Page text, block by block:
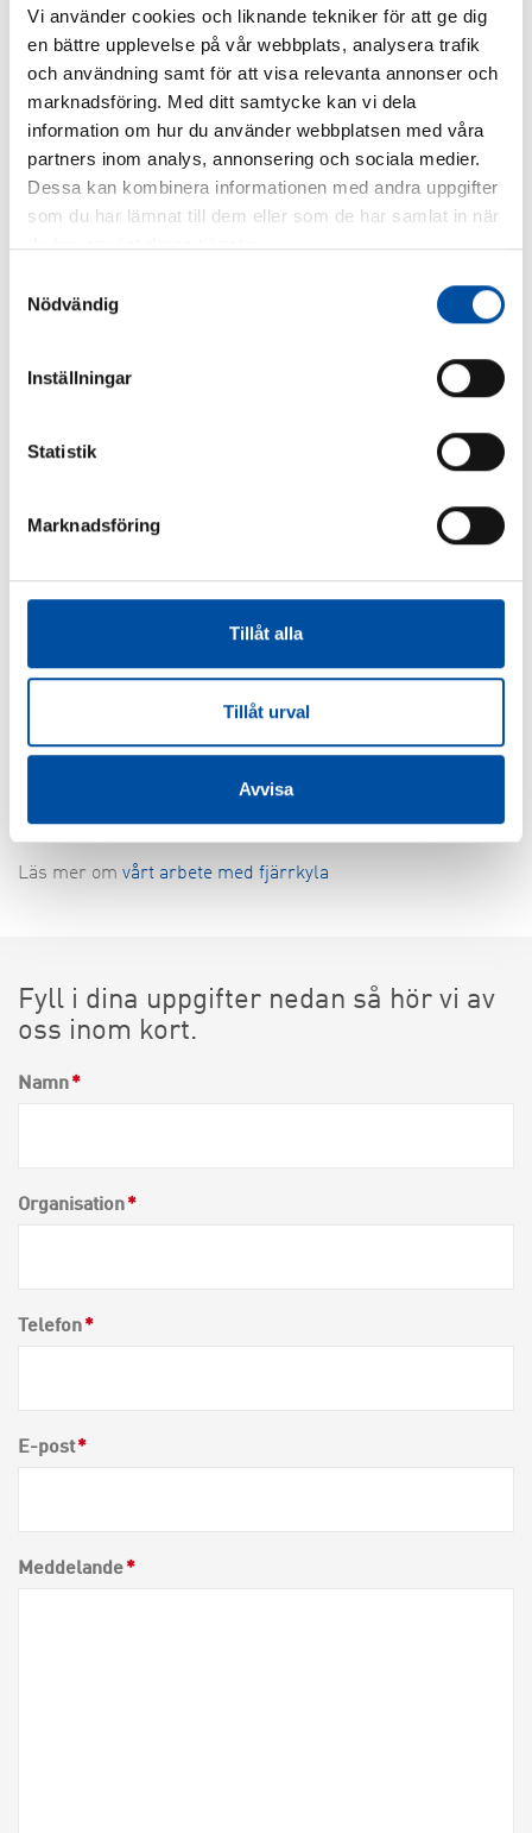
Vi använder cookies och liknande tekniker för att ge dig
en bättre upplevelse på vår webbplats, analysera trafik
och användning samt för att visa relevanta annonser och
marknadsföring. Med ditt samtycke kan vi dela
information om hur du använder webbplatsen med våra
partners inom analys, annonsering och sociala medier.
Dessa kan kombinera informationen med andra uppgifter
som du har lämnat till dem eller som de har samlat in när
du har använt deras tjänster.
Nödvändig
Inställningar
Statistik
Marknadsföring
Tillåt alla
Tillåt urval
Avvisa
värdena ska bli korrekta ställs det höga krav på utförandet
av ett sådant system. Vi hjälper er så att ni får rätt
larmtjänster.
Har ni koll på vilka köldmedier som är
tillåtna?
Det pågår en utfasning av köldmedier som inte uppfyller
EU:s reviderade F-gasdirektiv. Många köldmedier är redan
på att era köldmedier är godkända och vi kan hjälpa er vid
Hur gör ni om kylan inte kommer ut i fastigheterna som det
Korrekt lagring av fjärrkyla blir
lönsamt
väldigt lönsamt eftersom perioderna med maxlast är korta.
Då kan man dra nytta av lagret. Att lagra kallt vatten för
fjärrkyla kräver små temperaturskillnader, vilket gör det
Läs mer om vårt arbete med fjärrkyla
Fyll i dina uppgifter nedan så hör vi av
oss inom kort.
Namn*
Organisation*
Telefon*
E-post*
Meddelande*